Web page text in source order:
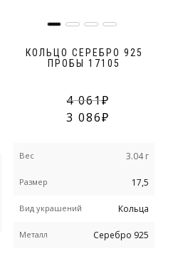
КОЛЬЦО СЕРЕБРО 925
ПРОБЫ 17105
4 061
3 086
Вес 3.04 г
Размер 17,5
Вид украшений Кольца
Металл Серебро 925